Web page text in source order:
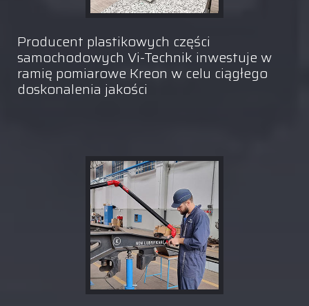
Producent plastikowych części
samochodowych Vi-Technik inwestuje w
ramię pomiarowe Kreon w celu ciągłego
doskonalenia jakości